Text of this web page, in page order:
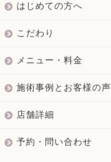
はじめての方へ
こだわり
メニュー・料金
施術事例とお客様の声
店舗詳細
予約・問い合わせ